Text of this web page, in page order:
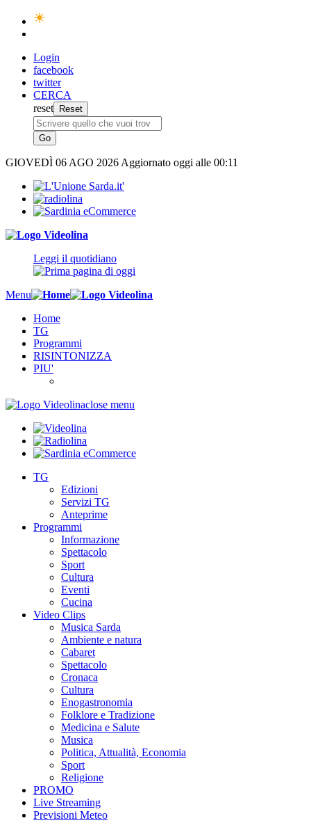
Login
facebook
twitter
CERCA
reset
GIOVEDÌ 06 AGO 2026 Aggiornato oggi alle 00:11
Leggi il quotidiano
Menu
Home
TG
Programmi
RISINTONIZZA
PIU'
close menu
TG
Edizioni
Servizi TG
Anteprime
Programmi
Informazione
Spettacolo
Sport
Cultura
Eventi
Cucina
Video Clips
Musica Sarda
Ambiente e natura
Cabaret
Spettacolo
Cronaca
Cultura
Enogastronomia
Folklore e Tradizione
Medicina e Salute
Musica
Politica, Attualità, Economia
Sport
Religione
PROMO
Live Streaming
Previsioni Meteo